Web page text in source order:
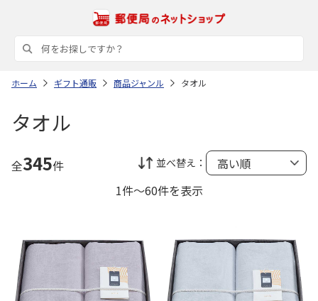
ホーム ギフト通販 商品ジャンル タオル
タオル
全345件 並べ替え：
1件～60件を表示